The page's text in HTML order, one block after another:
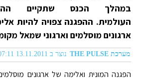
במהלך הכנס שתקיים
העולמית. ההפגנה צפויה להיות
ארגונים מוסלמים וארגוני שמאל
מערכת THE PULSE נוצר ב 13.11.2011 07:11
הפגנה המונית ואלימה של ארגונים